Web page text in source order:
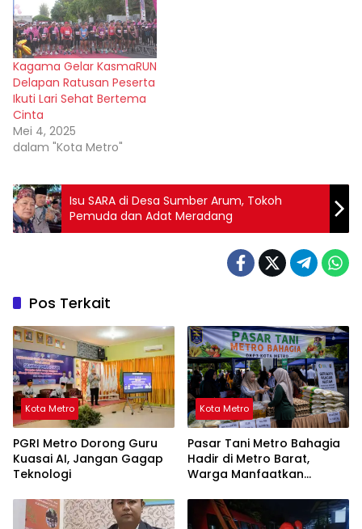
Kagama Gelar KasmaRUN
Delapan Ratusan Peserta
Ikuti Lari Sehat Bertema
Cinta
Mei 4, 2025
dalam "Kota Metro"
Isu SARA di Desa Sumber Arum, Tokoh
Pemuda dan Adat Meradang
Pos Terkait
Kota Metro
PGRI Metro Dorong Guru
Kuasai AI, Jangan Gagap
Teknologi
Kota Metro
Pasar Tani Metro Bahagia
Hadir di Metro Barat,
Warga Manfaatkan
Layanan Kesehatan Gratis